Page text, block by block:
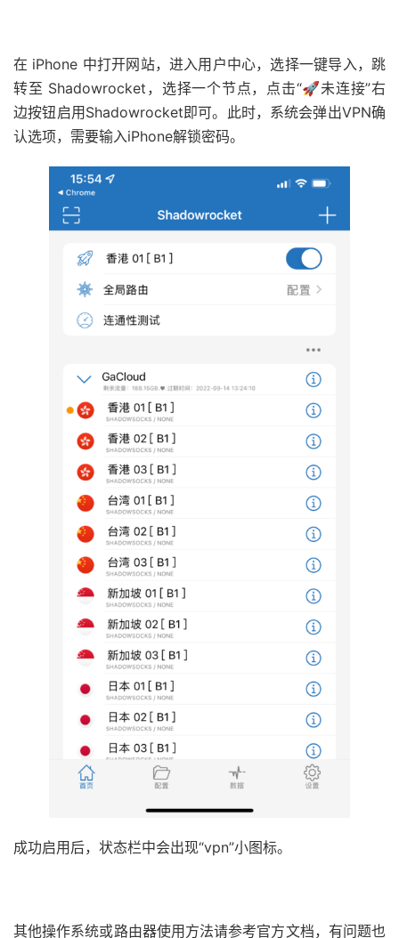
在 iPhone 中打开网站，进入用户中心，选择一键导入，跳
转至 Shadowrocket，选择一个节点，点击“🚀未连接”右
边按钮启用Shadowrocket即可。此时，系统会弹出VPN确
认选项，需要输入iPhone解锁密码。
成功启用后，状态栏中会出现“vpn”小图标。
其他操作系统或路由器使用方法请参考官方文档，有问题也